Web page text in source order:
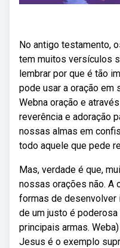
No antigo testamento,
tem muitos versículos
lembrar por que é tão
pode usar a oração em
Webna oração e
reverência e adoração
nossas almas em
todo aquele que pede
Mas, verdade é que,
nossas orações não. A
formas de desenvolver
de um justo é
principais armas.
Jesus é o exemplo